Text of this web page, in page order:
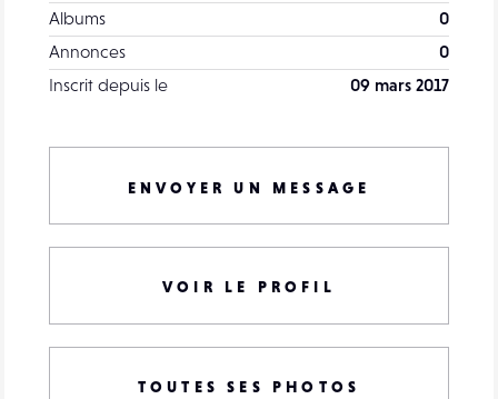
Albums
0
Annonces
0
Inscrit depuis le
09 mars 2017
ENVOYER UN MESSAGE
VOIR LE PROFIL
TOUTES SES PHOTOS